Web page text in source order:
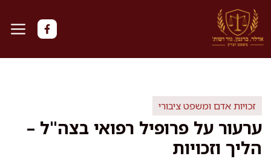
לדלג
לתוכן
זכויות אדם ומשפט ציבורי
ערעור על פרופיל רפואי בצה"ל –
הליך וזכויות